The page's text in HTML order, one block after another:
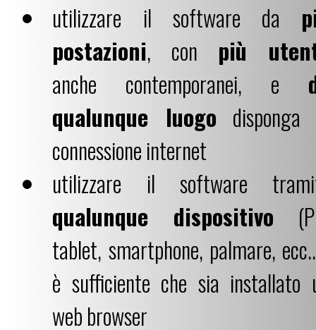
utilizzare il software da
postazioni, con più
anche contemporanei, e
qualunque luogo
connessione internet
utilizzare il software
qualunque dispositivo
tablet, smartphone, palmare,
è sufficiente che sia installato
web browser